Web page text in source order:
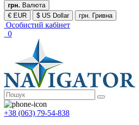
грн. Валюта
€ EUR
$ US Dollar грн. Гривна
Особистий кабінет
0
+38 (063) 79-54-838